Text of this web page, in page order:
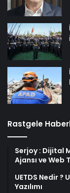
Rastgele
Serjoy : Dijital
Ajansı ve Web
UETDS Nedir ?
Yazılımı